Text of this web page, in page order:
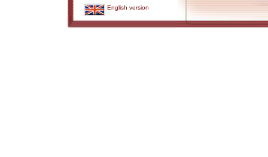
English version